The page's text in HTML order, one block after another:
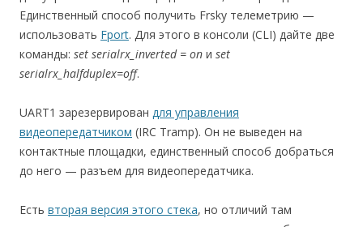
Единственный способ получить Frsky телеметрию —
использовать Fport. Для этого в консоли (CLI) дайте две
команды: set serialrx_inverted = on и set
serialrx_halfduplex=off.
UART1 зарезервирован для управления
видеопередатчиком (IRC Tramp). Он не выведен на
контактные площадки, единственный способ добраться
до него — разъем для видеопередатчика.
Есть вторая версия этого стека, но отличий там